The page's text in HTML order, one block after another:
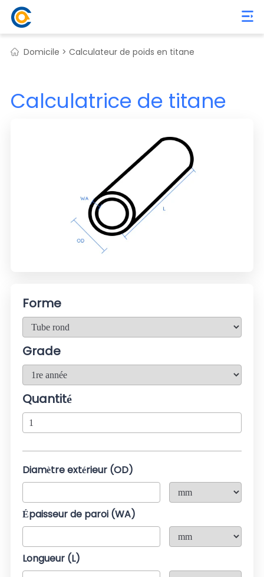
Domicile > Calculateur de poids en titane
Calculatrice de titane
Forme
Grade
Quantité
Diamètre extérieur (OD)
Épaisseur de paroi (WA)
Longueur (L)